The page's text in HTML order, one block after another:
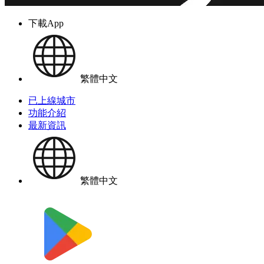
下載App
繁體中文
已上線城市
功能介紹
最新資訊
繁體中文